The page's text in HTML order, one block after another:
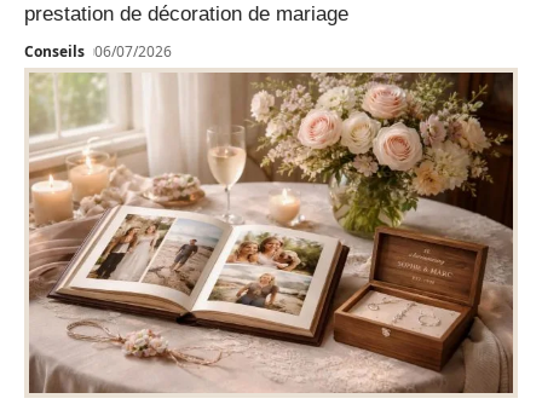
prestation de décoration de mariage
Conseils 06/07/2026